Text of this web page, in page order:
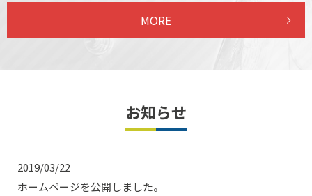
MORE
お知らせ
2019/03/22
ホームページを公開しました。